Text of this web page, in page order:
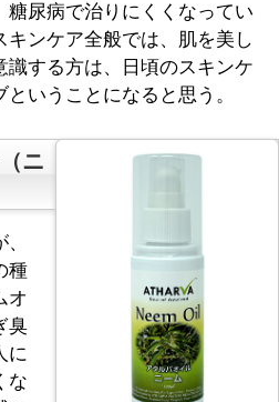
尿病で治りにくくなってい
キンケア全般では、肌を美し
識する方は、日頃のスキンケ
いうことになると思う。
ニ
種
オ
臭
に
な